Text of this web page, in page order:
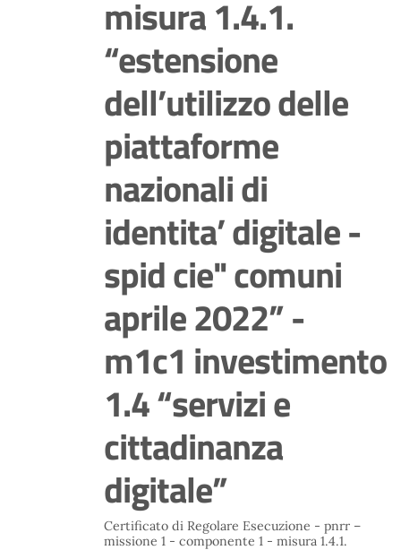
misura 1.4.1.
“estensione
dell’utilizzo delle
piattaforme
nazionali di
identita’ digitale -
spid cie" comuni
aprile 2022” -
m1c1 investimento
1.4 “servizi e
cittadinanza
digitale”
Certificato di Regolare Esecuzione - pnrr –
missione 1 - componente 1 - misura 1.4.1.